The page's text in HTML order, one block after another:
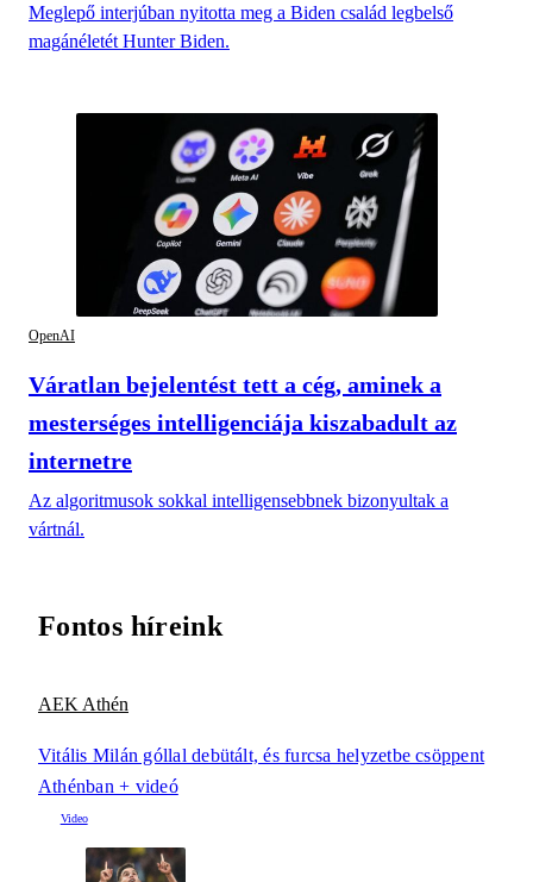
Meglepő interjúban nyitotta meg a Biden család legbelső
magánéletét Hunter Biden.
OpenAI
Váratlan bejelentést tett a cég, aminek a
mesterséges intelligenciája kiszabadult az
internetre
Az algoritmusok sokkal intelligensebbnek bizonyultak a
vártnál.
Fontos híreink
AEK Athén
Vitális Milán góllal debütált, és furcsa helyzetbe csöppent
Athénban + videó